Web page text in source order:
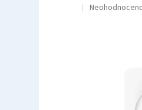
Průměrné